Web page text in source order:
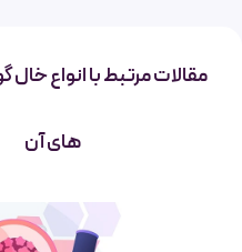
مقالات مرتبط با انواع خال
های آن